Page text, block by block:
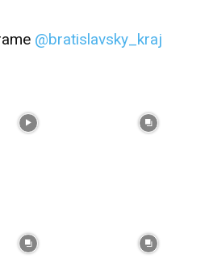
@bratislavsky_kraj